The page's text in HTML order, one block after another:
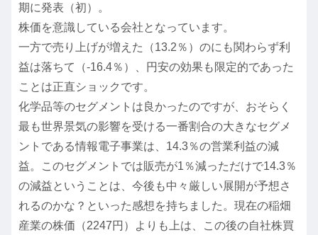
期に発表（初）。
株価を意識している会社となっています。
一方で売り上げが増えた（13.2％）のにも関わらず利
益は落ちて（-16.4％）、円安の効果も限定的であった
ことは正直ショックです。
化学品等のセグメントは良かったのですが、おそらく
最も世界景気の影響を受ける一番割合の大きなセグメ
ントである情報電子事業は、14.3％の営業利益の減
益。このセグメントでは販売が1％減っただけで14.3％
の減益ということは、今後も中々厳しい展開が予想さ
れるのかな？といった感想を持ちました。現在の稲畑
産業の株価（2247円）よりも上は、この後の自社株買